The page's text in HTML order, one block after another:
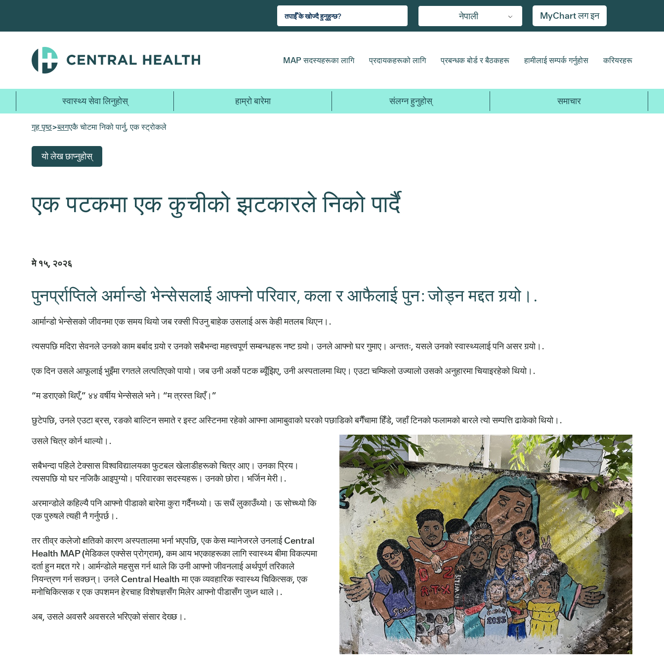
जानुहोस्
नेपाली MyChart लग इन
MAP सदस्यहरूका लागि प्रदायकहरूको लागि प्रबन्धक बोर्ड र बैठकहरू हामीलाई सम्पर्क गर्नुहोस करियरहरू
स्वास्थ्य सेवा लिनुहोस् हाम्रो बारेमा संलग्न हुनुहोस् समाचार
गृह पृष्ठ>ब्लगएकै चोटमा निको पार्नु, एक स्ट्रोकले
यो लेख छाप्नुहोस्
एक पटकमा एक कुचीको झटकारले निको पार्दै
मे १५, २०२६
पुनर्प्राप्तिले अर्मान्डो भेन्सेसलाई आफ्नो परिवार, कला र आफैलाई पुन: जोड्न मद्दत गर्‍यो।.
आर्मान्डो भेन्सेसको जीवनमा एक समय थियो जब रक्सी पिउनु बाहेक उसलाई अरू केही मतलब थिएन।.
त्यसपछि मदिरा सेवनले उनको काम बर्बाद गर्‍यो र उनको सबैभन्दा महत्त्वपूर्ण सम्बन्धहरू नष्ट गर्‍यो। उनले आफ्नो घर गुमाए। अन्ततः, यसले उनको स्वास्थ्यलाई पनि असर गर्‍यो।.
एक दिन उसले आफूलाई भुइँमा रगतले लत्पतिएको पायो। जब उनी अर्को पटक ब्यूँझिए, उनी अस्पतालमा थिए। एउटा चम्किलो उज्यालो उसको अनुहारमा चियाइरहेको थियो।.
“म डराएको थिएँ,” ४४ वर्षीय भेन्सेसले भने। “म त्रस्त थिएँ।”
छुटेपछि, उनले एउटा ब्रस, रङको बाल्टिन समाते र इस्ट अस्टिनमा रहेको आफ्ना आमाबुवाको घरको पछाडिको बगैँचामा हिँडे, जहाँ टिनको फलामको बारले त्यो सम्पत्ति ढाकेको थियो।.
उसले चित्र कोर्न थाल्यो।.
सबैभन्दा पहिले टेक्सास विश्वविद्यालयका फुटबल खेलाडीहरूको चित्र आए। उनका प्रिय।
त्यसपछि यो घर नजिकै आइपुग्यो। परिवारका सदस्यहरू। उनको छोरा। भर्जिन मेरी।.
अरमान्डोले कहिल्यै पनि आफ्नो पीडाको बारेमा कुरा गर्दैनथ्यो। ऊ सधैं लुकाउँथ्यो। ऊ सोच्थ्यो कि
एक पुरुषले त्यही नै गर्नुपर्छ।.
तर तीव्र कलेजो क्षतिको कारण अस्पतालमा भर्ना भएपछि, एक केस म्यानेजरले उनलाई Central
Health MAP (मेडिकल एक्सेस प्रोग्राम), कम आय भएकाहरूका लागि स्वास्थ्य बीमा विकल्पमा
दर्ता हुन मद्दत गरे। आर्मन्डोले महसुस गर्न थाले कि उनी आफ्नो जीवनलाई अर्थपूर्ण तरिकाले
नियन्त्रण गर्न सक्छन्। उनले Central Health मा एक व्यवहारिक स्वास्थ्य चिकित्सक, एक
मनोचिकित्सक र एक उपशमन हेरचाह विशेषज्ञसँग मिलेर आफ्नो पीडासँग जुध्न थाले।.
अब, उसले अवसरै अवसरले भरिएको संसार देख्छ।.